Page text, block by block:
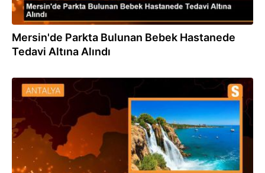
Mersin'de Parkta Bulunan Bebek Hastanede
Tedavi Altına Alındı
14.06.2023